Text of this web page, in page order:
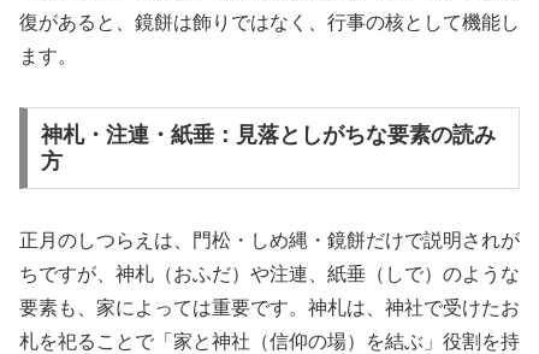
復があると、鏡餅は飾りではなく、行事の核として機能し
ます。
神札・注連・紙垂：見落としがちな要素の読み
方
正月のしつらえは、門松・しめ縄・鏡餅だけで説明されが
ちですが、神札（おふだ）や注連、紙垂（しで）のような
要素も、家によっては重要です。神札は、神社で受けたお
札を祀ることで「家と神社（信仰の場）を結ぶ」役割を持